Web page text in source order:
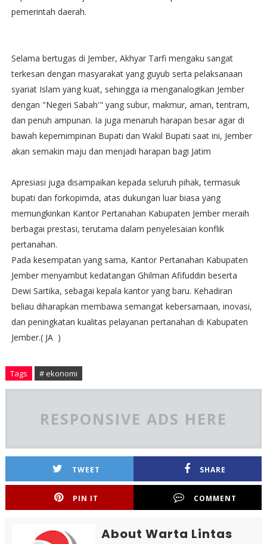
pemerintah daerah.
Selama bertugas di Jember, Akhyar Tarfi mengaku sangat
terkesan dengan masyarakat yang guyub serta pelaksanaan
syariat Islam yang kuat, sehingga ia menganalogikan Jember
dengan "Negeri Sabah'" yang subur, makmur, aman, tentram,
dan penuh ampunan. Ia juga menaruh harapan besar agar di
bawah kepemimpinan Bupati dan Wakil Bupati saat ini, Jember
akan semakin maju dan menjadi harapan bagi Jatim
Apresiasi juga disampaikan kepada seluruh pihak, termasuk
bupati dan forkopimda, atas dukungan luar biasa yang
memungkinkan Kantor Pertanahan Kabupaten Jember meraih
berbagai prestasi, terutama dalam penyelesaian konflik
pertanahan.
Pada kesempatan yang sama, Kantor Pertanahan Kabupaten
Jember menyambut kedatangan Ghilman Afifuddin beserta
Dewi Sartika, sebagai kepala kantor yang baru. Kehadiran
beliau diharapkan membawa semangat kebersamaan, inovasi,
dan peningkatan kualitas pelayanan pertanahan di Kabupaten
Jember.( JA )
Tags # ekonomi
RESPONSIVE ADS HERE
TWEET SHARE
PIN IT COMMENT
About Warta Lintas